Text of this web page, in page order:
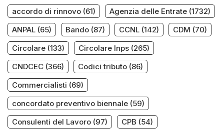
accordo di rinnovo (61) Agenzia delle Entrate (1732)
ANPAL (65) Bando (87) CCNL (142) CDM (70)
Circolare (133) Circolare Inps (265)
CNDCEC (366) Codici tributo (86)
Commercialisti (69)
concordato preventivo biennale (59)
Consulenti del Lavoro (97) CPB (54)